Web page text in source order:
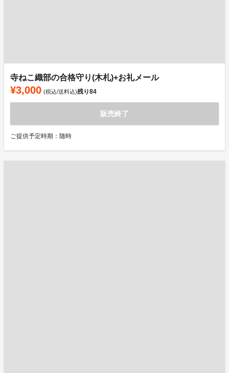
寺ねこ織部の合格守り(木札)+お礼メール
¥3,000 (税込/送料込)残り84
販売終了
ご提供予定時期：随時